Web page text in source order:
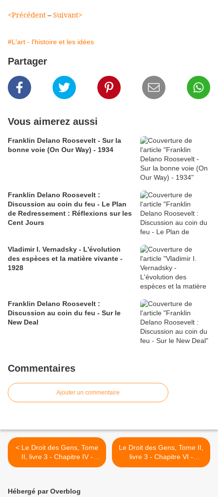
<Précédent –Suivant>
#L'art - l'histoire et les idées
Partager
Vous aimerez aussi
Franklin Delano Roosevelt - Sur la
bonne voie (On Our Way) - 1934
Franklin Delano Roosevelt :
Discussion au coin du feu - Le Plan
de Redressement : Réflexions sur les
Cent Jours
Vladimir I. Vernadsky - L'évolution
des espèces et la matière vivante -
1928
Franklin Delano Roosevelt :
Discussion au coin du feu - Sur le
New Deal
Commentaires
Ajouter un commentaire
< Le Droit des Gens, Tome
II, livre 3 - Chapitre IV -
Emerich De Vattel
Le Droit des Gens, Tome II,
livre 3 - Chapitre VI -
Emerich De Vattel >
Hébergé par Overblog